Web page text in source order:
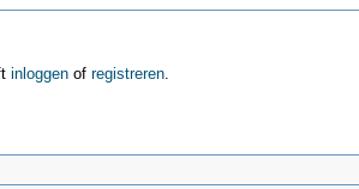
inloggenof registreren.